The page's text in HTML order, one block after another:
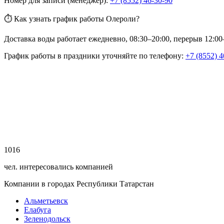
⏱ Как узнать график работы Олероли?
Доставка воды работает ежедневно, 08:30–20:00, перерыв
График работы в праздники уточняйте по телефону: +7 (8552)
1016
чел. интересовались компанией
Компании в городах Республики Татарстан
Альметьевск
Елабуга
Зеленодольск